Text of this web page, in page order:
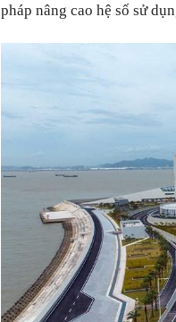
pháp nâng cao hệ số sử